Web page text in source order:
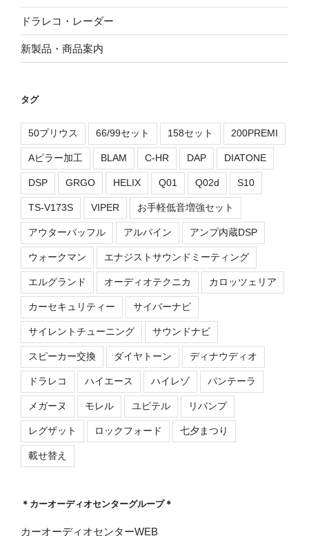
ドラレコ・レーダー
新製品・商品案内
タグ
50プリウス 66/99セット 158セット 200PREMI
Aピラー加工 BLAM C-HR DAP DIATONE
DSP GRGO HELIX Q01 Q02d S10
TS-V173S VIPER お手軽低音増強セット
アウターバッフル アルパイン アンプ内蔵DSP
ウォークマン エナジストサウンドミーティング
エルグランド オーディオテクニカ カロッツェリア
カーセキュリティー サイバーナビ
サイレントチューニング サウンドナビ
スピーカー交換 ダイヤトーン ディナウディオ
ドラレコ ハイエース ハイレゾ パンテーラ
メガーヌ モレル ユピテル リバンプ
レグザット ロックフォード 七夕まつり
載せ替え
＊カーオーディオセンターグループ＊
カーオーディオセンターWEB